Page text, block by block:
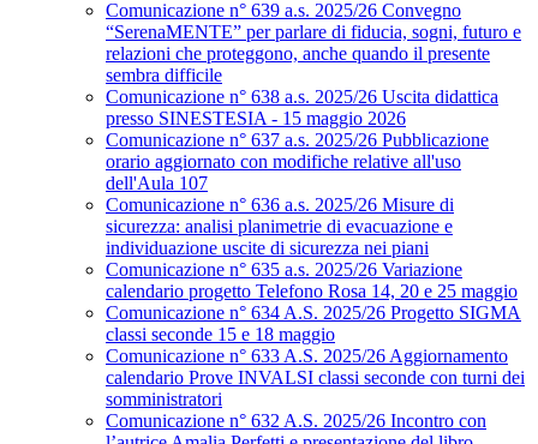
Comunicazione n° 639 a.s. 2025/26 Convegno
“SerenaMENTE” per parlare di fiducia, sogni, futuro e
relazioni che proteggono, anche quando il presente
sembra difficile
Comunicazione n° 638 a.s. 2025/26 Uscita didattica
presso SINESTESIA - 15 maggio 2026
Comunicazione n° 637 a.s. 2025/26 Pubblicazione
orario aggiornato con modifiche relative all'uso
dell'Aula 107
Comunicazione n° 636 a.s. 2025/26 Misure di
sicurezza: analisi planimetrie di evacuazione e
individuazione uscite di sicurezza nei piani
Comunicazione n° 635 a.s. 2025/26 Variazione
calendario progetto Telefono Rosa 14, 20 e 25 maggio
Comunicazione n° 634 A.S. 2025/26 Progetto SIGMA
classi seconde 15 e 18 maggio
Comunicazione n° 633 A.S. 2025/26 Aggiornamento
calendario Prove INVALSI classi seconde con turni dei
somministratori
Comunicazione n° 632 A.S. 2025/26 Incontro con